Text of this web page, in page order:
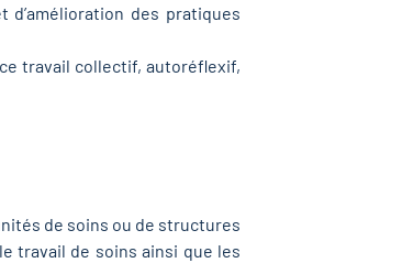
des pratiques
travail collectif, autoréflexif,
de soins ou de structures
travail de soins ainsi que les